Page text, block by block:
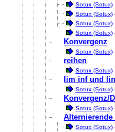
Sotux (Sotux)
Sotux (Sotux)
Sotux (Sotux)
Sotux (Sotux)
Konvergenz
Sotux (Sotux)
reihen
Sotux (Sotux)
lim inf und
Sotux (Sotux)
Konvergenz/
Sotux (Sotux)
Alternierende
Sotux (Sotux)